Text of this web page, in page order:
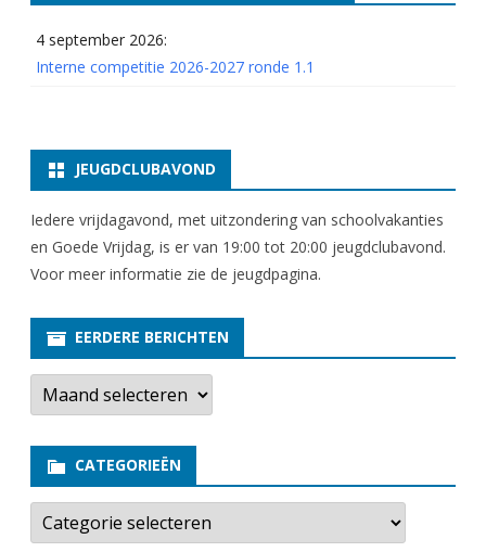
4 september 2026:
Interne competitie 2026-2027 ronde 1.1
JEUGDCLUBAVOND
Iedere vrijdagavond, met uitzondering van schoolvakanties
en Goede Vrijdag, is er van 19:00 tot 20:00 jeugdclubavond.
Voor meer informatie zie de jeugdpagina.
EERDERE BERICHTEN
E
r
e
e
b
r
CATEGORIEËN
C
t